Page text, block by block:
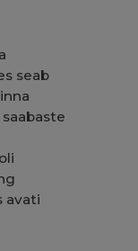
seab
avati